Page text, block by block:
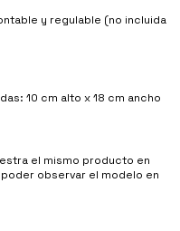
y regulable (no incluida
10 cm alto x 18 cm ancho
el mismo producto en
observar el modelo en